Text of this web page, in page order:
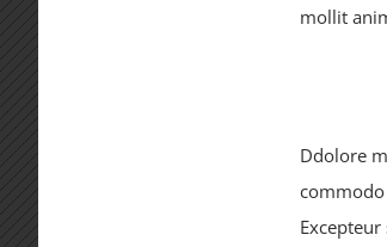
mollit
Ddolore